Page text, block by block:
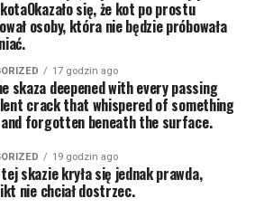
się, że kot po prostu
osoby, która nie będzie próbowała
17 godzin ago
skaza deepened with every passing
crack that whispered of something
forgotten beneath the surface.
19 godzin ago
tej skazie kryła się jednak prawda,
nie chciał dostrzec.